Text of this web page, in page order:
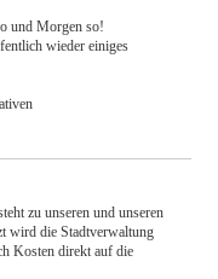
und Morgen so!
wieder einiges
zu unseren und unseren
wird die Stadtverwaltung
Kosten direkt auf die